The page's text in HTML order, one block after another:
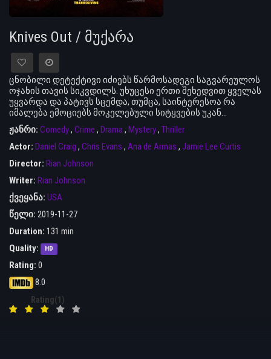
Knives Out / მუქარა
ცნობილი დეტექტივი იძიებს წარმოსადეგი საგვარეულოს
ოჯახის თავის სიკვდილს. უხუცესი ერთი შეხედვით ყველას
უყვარდა და პატივს სცემდა, თუმცა, საინტერესოა რა
იმალება ემოციებს მოკელებული სიტყვების უკან...
ჟანრი: Comedy, Crime , Drama , Mystery, Thriller
Actor: Daniel Craig , Chris Evans , Ana de Armas , Jamie Lee Curtis
Director: Rian Johnson
Writer: Rian Johnson
ქვეყანა: USA
წელი: 2019-11-27
Duration: 131 min
Quality:
HD
Rating: 0
8.0
Rating(1)